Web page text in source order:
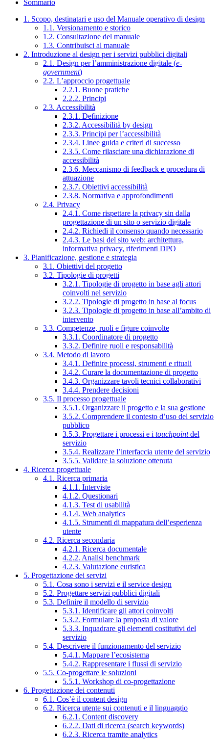
Sommario
1. Scopo, destinatari e uso del Manuale operativo di design
1.1. Versionamento e storico
1.2. Consultazione del manuale
1.3. Contribuisci al manuale
2. Introduzione al design per i servizi pubblici digitali
2.1. Design per l’amministrazione digitale (e-
government)
2.2. L’approccio progettuale
2.2.1. Buone pratiche
2.2.2. Principi
2.3. Accessibilità
2.3.1. Definizione
2.3.2. Accessibilità by design
2.3.3. Principi per l’accessibilità
2.3.4. Linee guida e criteri di successo
2.3.5. Come rilasciare una dichiarazione di
accessibilità
2.3.6. Meccanismo di feedback e procedura di
attuazione
2.3.7. Obiettivi accessibilità
2.3.8. Normativa e approfondimenti
2.4. Privacy
2.4.1. Come rispettare la privacy sin dalla
progettazione di un sito o servizio digitale
2.4.2. Richiedi il consenso quando necessario
2.4.3. Le basi del sito web: architettura,
informativa privacy, riferimenti DPO
3. Pianificazione, gestione e strategia
3.1. Obiettivi del progetto
3.2. Tipologie di progetti
3.2.1. Tipologie di progetto in base agli attori
coinvolti nel servizio
3.2.2. Tipologie di progetto in base al focus
3.2.3. Tipologie di progetto in base all’ambito di
intervento
3.3. Competenze, ruoli e figure coinvolte
3.3.1. Coordinatore di progetto
3.3.2. Definire ruoli e responsabilità
3.4. Metodo di lavoro
3.4.1. Definire processi, strumenti e rituali
3.4.2. Curare la documentazione di progetto
3.4.3. Organizzare tavoli tecnici collaborativi
3.4.4. Prendere decisioni
3.5. Il processo progettuale
3.5.1. Organizzare il progetto e la sua gestione
3.5.2. Comprendere il contesto d’uso del servizio
pubblico
3.5.3. Progettare i processi e i touchpointdel
servizio
3.5.4. Realizzare l’interfaccia utente del servizio
3.5.5. Validare la soluzione ottenuta
4. Ricerca progettuale
4.1. Ricerca primaria
4.1.1. Interviste
4.1.2. Questionari
4.1.3. Test di usabilità
4.1.4. Web analytics
4.1.5. Strumenti di mappatura dell’esperienza
utente
4.2. Ricerca secondaria
4.2.1. Ricerca documentale
4.2.2. Analisi benchmark
4.2.3. Valutazione euristica
5. Progettazione dei servizi
5.1. Cosa sono i servizi e il service design
5.2. Progettare servizi pubblici digitali
5.3. Definire il modello di servizio
5.3.1. Identificare gli attori coinvolti
5.3.2. Formulare la proposta di valore
5.3.3. Inquadrare gli elementi costitutivi del
servizio
5.4. Descrivere il funzionamento del servizio
5.4.1. Mappare l’ecosistema
5.4.2. Rappresentare i flussi di servizio
5.5. Co-progettare le soluzioni
5.5.1. Workshop di co-progettazione
6. Progettazione dei contenuti
6.1. Cos’è il content design
6.2. Ricerca utente sui contenuti e il linguaggio
6.2.1. Content discovery
6.2.2. Dati di ricerca (search keywords)
6.2.3. Ricerca tramite analytics